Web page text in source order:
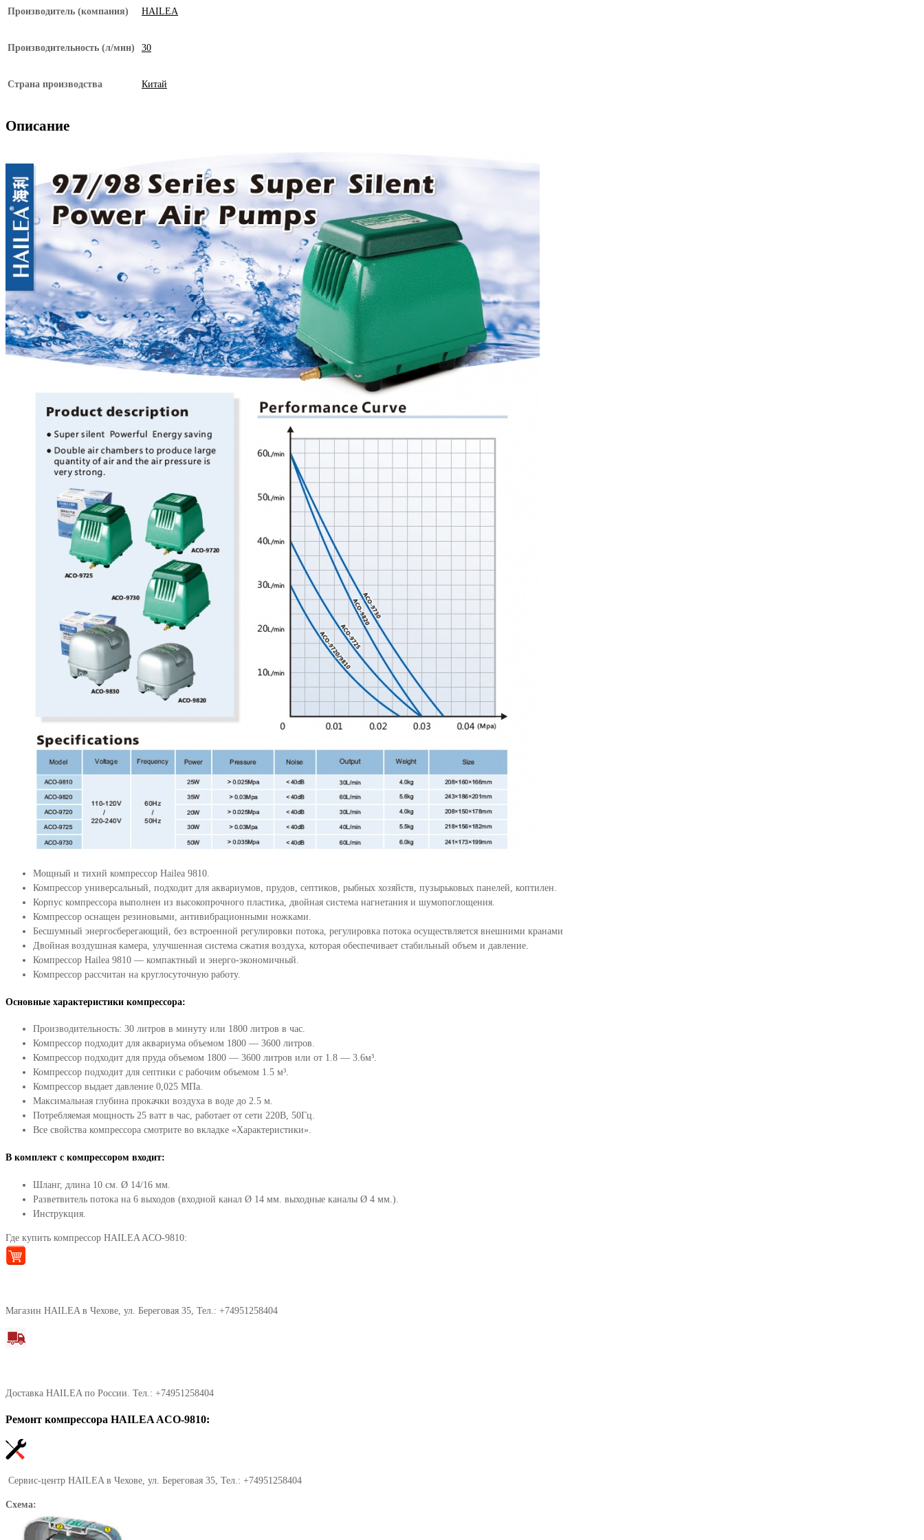
Производитель (компания) HAILEA
Производительность (л/мин) 30
Страна производства Китай
Описание
Мощный и тихий компрессор Hailea 9810.
Компрессор универсальный, подходит для аквариумов, прудов, септиков, рыбных хозяйств, пузырьковых панелей, коптилен.
Корпус компрессора выполнен из высокопрочного пластика, двойная система нагнетания и шумопоглощения.
Компрессор оснащен резиновыми, антивибрационными ножками.
Бесшумный энергосберегающий, без встроенной регулировки потока, регулировка потока осуществляется внешними кранами
Двойная воздушная камера, улучшенная система сжатия воздуха, которая обеспечивает стабильный объем и давление.
Компрессор Hailea 9810 — компактный и энерго-экономичный.
Компрессор рассчитан на круглосуточную работу.
Основные характеристики компрессора:
Производительность: 30 литров в минуту или 1800 литров в час.
Компрессор подходит для аквариума объемом 1800 — 3600 литров.
Компрессор подходит для пруда объемом 1800 — 3600 литров или от 1.8 — 3.6м³.
Компрессор подходит для септики с рабочим объемом 1.5 м³.
Компрессор выдает давление 0,025 МПа.
Максимальная глубина прокачки воздуха в воде до 2.5 м.
Потребляемая мощность 25 ватт в час, работает от сети 220В, 50Гц.
Все свойства компрессора смотрите во вкладке «Характеристики».
В комплект с компрессором входит:
Шланг, длина 10 см. Ø 14/16 мм.
Разветвитель потока на 6 выходов (входной канал Ø 14 мм. выходные каналы Ø 4 мм.).
Инструкция.
Где купить компрессор HAILEA ACO-9810:
Магазин HAILEA в Чехове, ул. Береговая 35, Тел.: +74951258404
Доставка HAILEA по России. Тел.: +74951258404
Ремонт компрессора HAILEA ACO-9810:
Сервис-центр HAILEA в Чехове, ул. Береговая 35, Тел.: +74951258404
Схема: